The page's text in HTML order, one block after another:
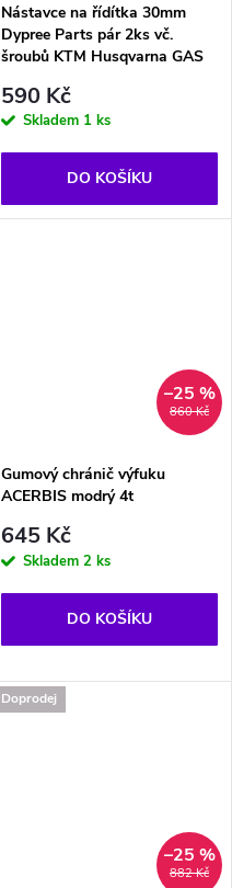
Nástavce na řídítka 30mm
Dypree Parts pár 2ks vč.
šroubů KTM Husqvarna GAS
590 Kč
Skladem 1 ks
DO KOŠÍKU
860 Kč
–25 %
Gumový chránič výfuku
ACERBIS modrý 4t
645 Kč
Skladem 2 ks
DO KOŠÍKU
Doprodej
882 Kč
–25 %